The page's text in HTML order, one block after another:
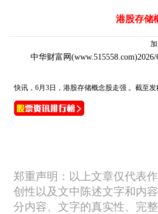
港股存储
中华财富网 (www.515558.com)2026/
快讯，6月3日，港股存储概念股走强 。截至发